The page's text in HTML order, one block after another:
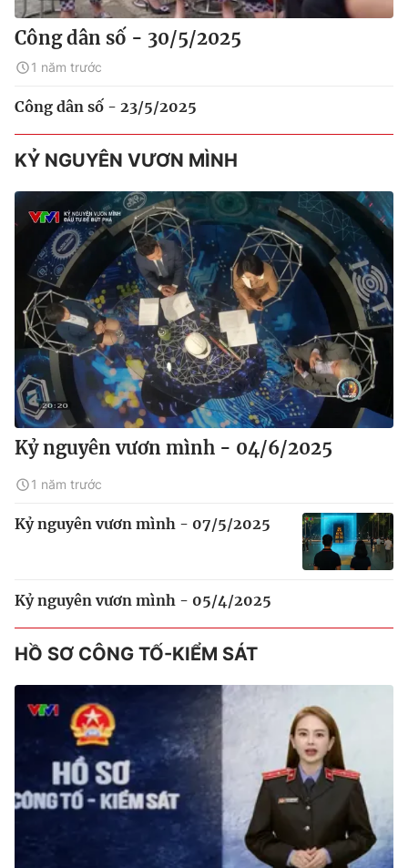
Công dân số - 30/5/2025
1 năm trước
Công dân số - 23/5/2025
KỶ NGUYÊN VƯƠN MÌNH
Kỷ nguyên vươn mình - 04/6/2025
1 năm trước
Kỷ nguyên vươn mình - 07/5/2025
Kỷ nguyên vươn mình - 05/4/2025
HỒ SƠ CÔNG TỐ-KIỂM SÁT